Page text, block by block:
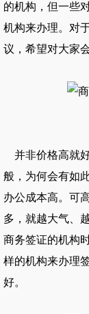
的机构，但一些
机构来办理。对
议，希望对大家
并非价格高就
般，为何会有如
办公成本高。可
多，就越大气、
商务签证的机构
样的机构来办理
好。